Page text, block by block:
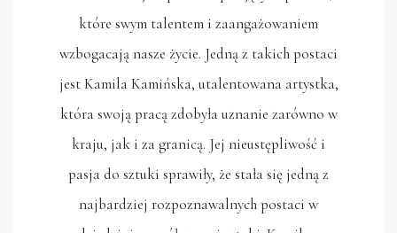
które swym talentem i zaangażowaniem
wzbogacają nasze życie. Jedną z takich postaci
jest Kamila Kamińska, utalentowana artystka,
która swoją pracą zdobyła uznanie zarówno w
kraju, jak i za granicą. Jej nieustępliwość i
pasja do sztuki sprawiły, że stała się jedną z
najbardziej rozpoznawalnych postaci w